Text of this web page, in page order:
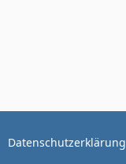
Datenschutzerklärung